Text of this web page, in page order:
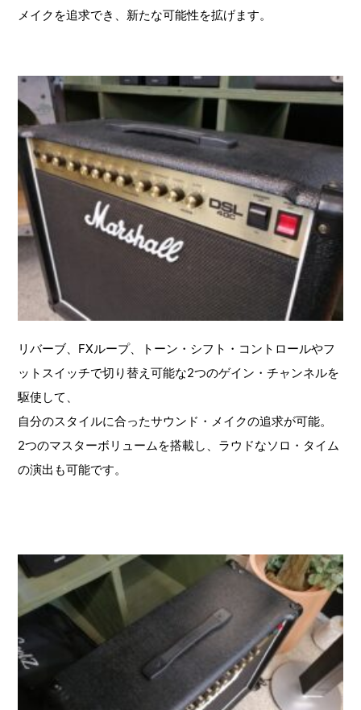
メイクを追求でき、新たな可能性を拡げます。
リバーブ、FXループ、トーン・シフト・コントロールやフ
ットスイッチで切り替え可能な2つのゲイン・チャンネルを
駆使して、
自分のスタイルに合ったサウンド・メイクの追求が可能。
2つのマスターボリュームを搭載し、ラウドなソロ・タイム
の演出も可能です。